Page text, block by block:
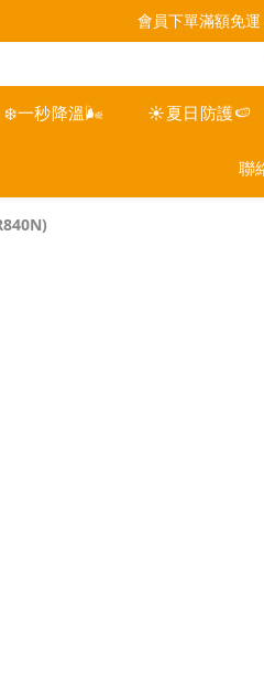
每月9號會員日，消費點
會員下單滿額免
07/28-08/31
每月9號會員日，消費點
❄️一秒降溫🌬️ ☀️夏日防護🍉
聯